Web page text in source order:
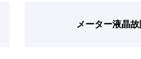
メーター液晶